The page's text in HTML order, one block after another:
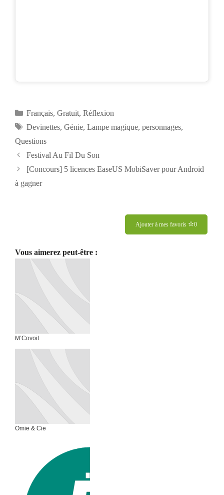
Catégories
Français, Gratuit, Réflexion
Étiquettes
Devinettes, Génie, Lampe magique, personnages,
Questions
Navigation
des
Festival Au Fil Du Son
[Concours] 5 licences EaseUS MobiSaver pour Android
à gagner
Ajouter à mes favoris 0
Vous aimerez peut-être :
M’Covoit
Omie & Cie